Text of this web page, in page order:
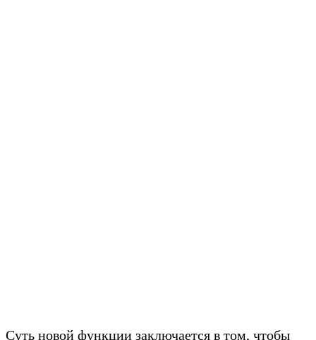
Суть новой функции заключается в том, чтобы